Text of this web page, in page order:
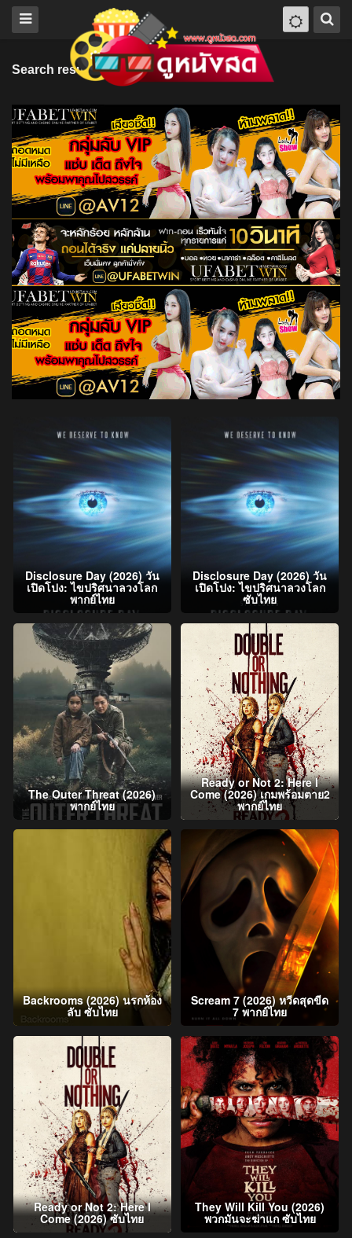
Search results for "Canada"
Disclosure Day (2026) วัน
เปิดโปง: ไขปริศนาลวงโลก
พากย์ไทย
Disclosure Day (2026) วัน
เปิดโปง: ไขปริศนาลวงโลก
ซับไทย
The Outer Threat (2026)
พากย์ไทย
Ready or Not 2: Here I
Come (2026) เกมพร้อมตาย2
พากย์ไทย
Backrooms (2026) นรกห้อง
ลับ ซับไทย
Scream 7 (2026) หวีดสุดขีด
7 พากย์ไทย
Ready or Not 2: Here I
Come (2026) ซับไทย
They Will Kill You (2026)
พวกมันจะฆ่าแก ซับไทย